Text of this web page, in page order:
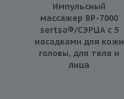
Импульсный
массажер BP-7000
sertsa®/СЭРЦА с 5
насадками для кожи
головы, для тела и
лица